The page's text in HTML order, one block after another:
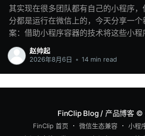
其实现在很多团队都有自己的小程序
分都是运行在微信上的，今天分享一
案：借助小程序容器的技术将这些小
APP里。 特别是商城、预约、会员中心、业务查询，这些
服务可能已经在微信里跑了几年，页面
后续维护也会多出两套工作。换成H5
原有小程序的组件、路由、分包和生命
赵帅起
2026年8月6日 • 14 min read
FinClip Blog / 产品博客©
FinClip 首页 微信生态兼容
小程